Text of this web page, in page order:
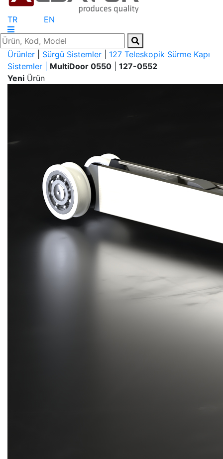
TR EN
Ürünler Sürgü Sistemler
127 Teleskopik Sürme Kapı
Sistemler |
MultiDoor 0550
127-0552
Yeni Ürün